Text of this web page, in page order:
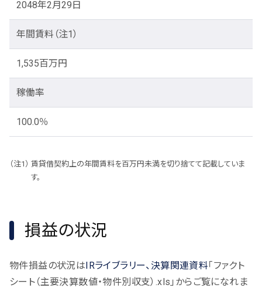
2048年2月29日
年間賃料 （注1）
1,535百万円
稼働率
100.0％
賃貸借契約上の年間賃料を百万円未満を切り捨てて記載していま
す。
損益の状況
物件損益の状況はIRライブラリー、決算関連資料「ファクト
シート（主要決算数値・物件別収支）.xls」からご覧になれま